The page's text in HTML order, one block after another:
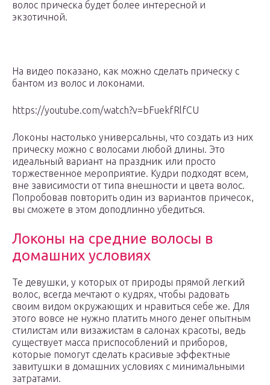
волос прическа будет более интересной и
экзотичной.
На видео показано, как можно сделать прическу с
бантом из волос и локонами.
https://youtube.com/watch?v=bFuekfRlfCU
Локоны настолько универсальны, что создать из них
прическу можно с волосами любой длины. Это
идеальный вариант на праздник или просто
торжественное мероприятие. Кудри подходят всем,
вне зависимости от типа внешности и цвета волос.
Попробовав повторить один из вариантов причесок,
вы сможете в этом доподлинно убедиться.
Локоны на средние волосы в
домашних условиях
Те девушки, у которых от природы прямой легкий
волос, всегда мечтают о кудрях, чтобы радовать
своим видом окружающих и нравиться себе же. Для
этого вовсе не нужно платить много денег опытным
стилистам или визажистам в салонах красоты, ведь
существует масса приспособлений и приборов,
которые помогут сделать красивые эффектные
завитушки в домашних условиях с минимальными
затратами.